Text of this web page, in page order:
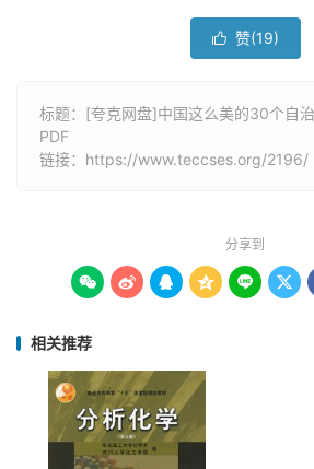
 赞(19)
标题：[夸克网盘]中国这么美的30个自
PDF
链接： https://www.teccses.org/2196/
分享到
     
相关推荐